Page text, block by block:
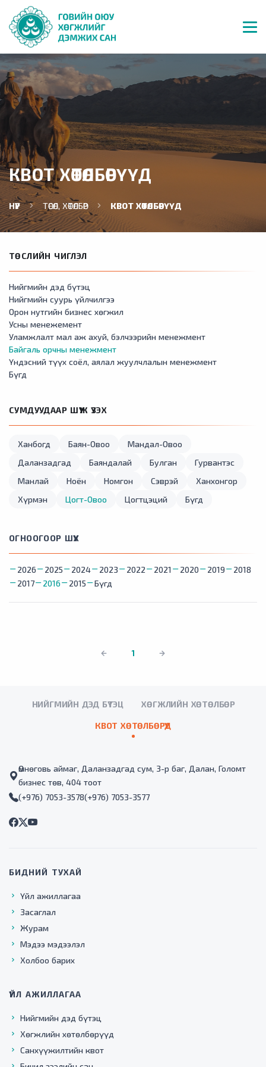
КВОТ ХӨТӨЛБӨРҮҮД
НҮҮР ТӨСӨЛ, ХӨТӨЛБӨР КВОТ ХӨТӨЛБӨРҮҮД
ТӨСЛИЙН ЧИГЛЭЛ
Нийгмийн дэд бүтэц
Нийгмийн суурь үйлчилгээ
Орон нутгийн бизнес хөгжил
Усны менежемент
Уламжлалт мал аж ахуй, бэлчээрийн менежмент
Байгаль орчны менежмент
Үндэсний түүх соёл, аялал жуулчлалын менежмент
Бүгд
СУМДУУДААР ШҮҮЖ ҮЗЭХ
Ханбогд Баян-Овоо
Мандал-Овоо
Даланзадгад
Баяндалай Булган
Гурвантэс
Манлай
Ноён Номгон Сэврэй
Ханхонгор
Хүрмэн
Цогт-Овоо Цогтцэций Бүгд
ОГНООГООР ШҮҮХ
2026 2025 2024 2023 2022 2021 2020 2019
2018
2017
2016 2015 Бүгд
1
НИЙГМИЙН ДЭД БҮТЭЦ ХӨГЖЛИЙН ХӨТӨЛБӨР
КВОТ ХӨТӨЛБӨРҮҮД
Өмнөговь аймаг, Даланзадгад сум, 3-р баг, Далан, Голомт
бизнес төв, 404 тоот
(+976) 7053-3578(+976) 7053-3577
БИДНИЙ ТУХАЙ
Үйл ажиллагаа
Засаглал
Журам
Мэдээ мэдээлэл
Холбоо барих
ҮЙЛ АЖИЛЛАГАА
Нийгмийн дэд бүтэц
Хөгжлийн хөтөлбөрүүд
Санхүүжилтийн квот